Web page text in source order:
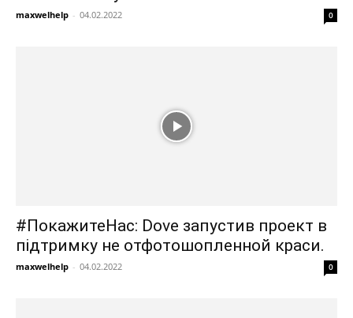
maxwelhelp - 04.02.2022 0
#ПокажитеНас: Dove запустив проект в
підтримку не отфотошопленной краси.
maxwelhelp - 04.02.2022 0